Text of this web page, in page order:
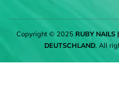
Copyright © 2025 RUBY NAILS
DEUTSCHLAND. All